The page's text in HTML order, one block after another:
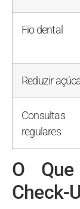
Fio dental
Reduzir
Consultas
regulares
O
Check-